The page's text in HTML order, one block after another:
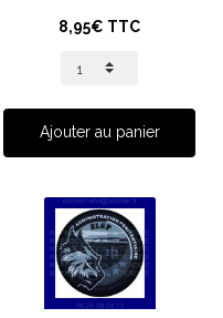
8,95€ TTC
Ajouter au panier